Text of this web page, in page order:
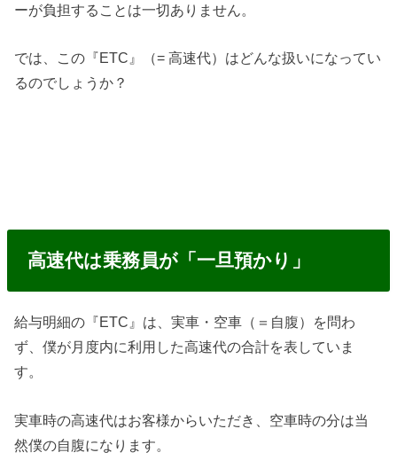
ーが負担することは一切ありません。
では、この『ETC』（= 高速代）はどんな扱いになってい
るのでしょうか？
高速代は乗務員が「一旦預かり」
給与明細の『ETC』は、実車・空車（＝自腹）を問わ
ず、僕が月度内に利用した高速代の合計を表していま
す。
実車時の高速代はお客様からいただき、空車時の分は当
然僕の自腹になります。